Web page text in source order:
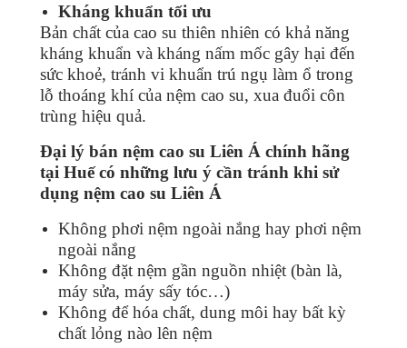
Kháng khuẩn tối ưu
Bản chất của cao su thiên nhiên có khả năng
kháng khuẩn và kháng nấm mốc gây hại đến
sức khoẻ, tránh vi khuẩn trú ngụ làm ổ trong
lỗ thoáng khí của nệm cao su, xua đuổi côn
trùng hiệu quả.
Đại lý bán nệm cao su Liên Á chính hãng
tại Huếcó những lưu ý cần tránh khi sử
dụng nệm cao su Liên Á
Không phơi nệm ngoài nắng hay phơi nệm
ngoài nắng
Không đặt nệm gần nguồn nhiệt (bàn là,
máy sửa, máy sấy tóc…)
Không để hóa chất, dung môi hay bất kỳ
chất lỏng nào lên nệm